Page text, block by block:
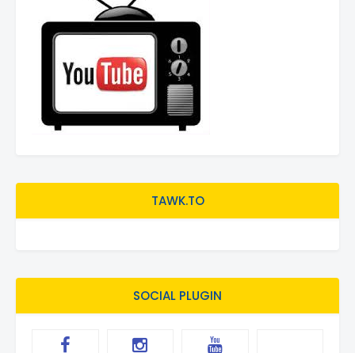
TAWK.TO
SOCIAL PLUGIN